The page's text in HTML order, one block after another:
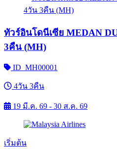
ทัวร์อินโดนีเซีย MEDAN
3คืน (MH)
ID_MH00001
4วัน 3คืน
19 มี.ค. 69 - 30 ส.ค. 69
เริ่มต้น